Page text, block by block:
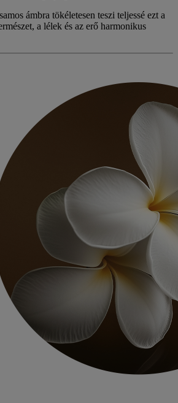
ámbra tökéletesen teszi teljessé ezt a
a lélek és az erő harmonikus